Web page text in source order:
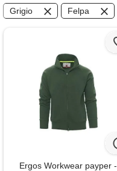
Grigio Felpa
Ergos Workwear payper -